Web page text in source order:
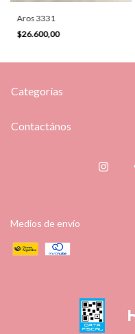
Aros 3331
$26.600,00
Categorías
Contactános
Medios de envío